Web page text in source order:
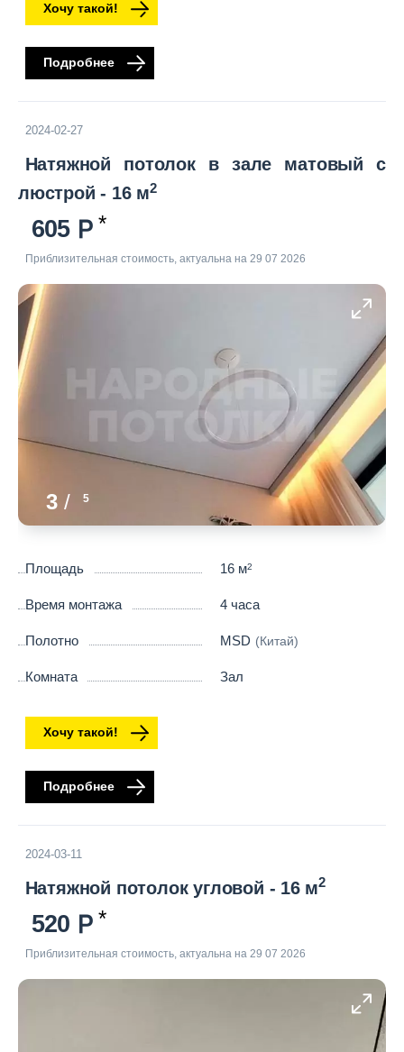
Хочу такой!
Подробнее
2024-02-27
Натяжной потолок в зале матовый с
люстрой - 16 м2
605
Приблизительная стоимость, актуальна на 29 07 2026
3 / 5
Площадь 16 м2
Время монтажа 4 часа
Полотно MSD (Китай)
Комната Зал
Хочу такой!
Подробнее
2024-03-11
Натяжной потолок угловой - 16 м2
520
Приблизительная стоимость, актуальна на 29 07 2026